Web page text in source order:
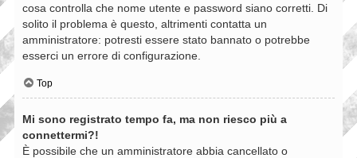
cosa controlla che nome utente e password siano corretti. Di
solito il problema è questo, altrimenti contatta un
amministratore: potresti essere stato bannato o potrebbe
esserci un errore di configurazione.
Top
Mi sono registrato tempo fa, ma non riesco più a
connettermi?!
È possibile che un amministratore abbia cancellato o